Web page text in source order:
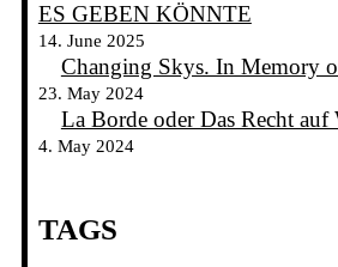
ES GEBEN KÖNNTE
14. June 2025
Changing Skys. In Memory
23. May 2024
La Borde oder Das Recht auf
4. May 2024
TAGS